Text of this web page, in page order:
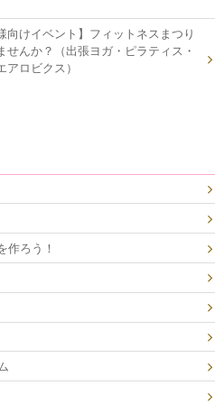
向けイベント】フィットネスまつり
せんか？（出張ヨガ・ピラティス・
アロビクス）
作ろう！